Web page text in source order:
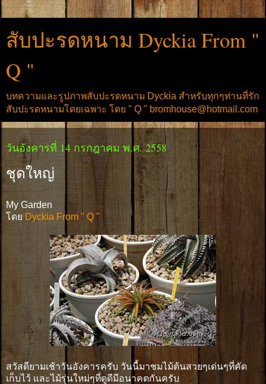
สับปะรดหนาม Dyckia From "
Q "
บทความและรูปภาพสับปะรดหนาม Dyckia สำหรับทุกๆท่านที่รัก
สับปะรดหนามโดยเฉพาะ โดย " Q " bromhouse@hotmail.com
วันอังคารที่ 14 กรกฎาคม พ.ศ. 2558
ชุดใหญ่
My Garden
โดยDyckia From " Q "
สวัสดียามเช้าวันอังคารครับ วันนี้มาชมไม้ต้นสวยๆเด่นๆที่คัด
เก็บไว้ และไม้รุ่นใหม่ๆที่ดูดีมีอนาคตกันครับ